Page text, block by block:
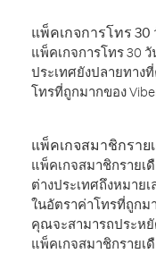
แพ็คเกจการโทร 30
แพ็คเกจการโทร 30
ประเทศยังปลายทาง
โทรที่ถูกมากของ
แพ็คเกจสมาชิกราย
แพ็คเกจสมาชิกรายเ
ต่างประเทศถึงหมา
ในอัตราค่าโทรที่ถูกม
คุณจะสามารถประห
แพ็คเกจสมาชิกรายเ